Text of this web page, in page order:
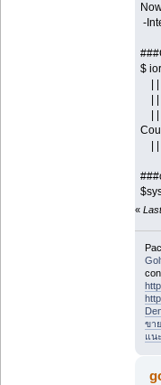
-
$
| |
| |
| |
| |
«
ขา
แน